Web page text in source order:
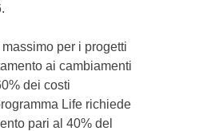
massimo per i progetti
ai cambiamenti
dei costi
Life richiede
pari al 40% del